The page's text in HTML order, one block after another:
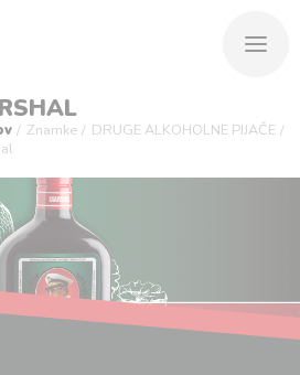
Znamke
DRUGE ALKOHOLNE PIJAČE